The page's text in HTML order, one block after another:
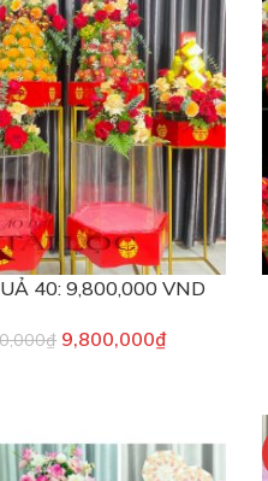
40: 9,800,000 VND
₫ 9,800,000₫